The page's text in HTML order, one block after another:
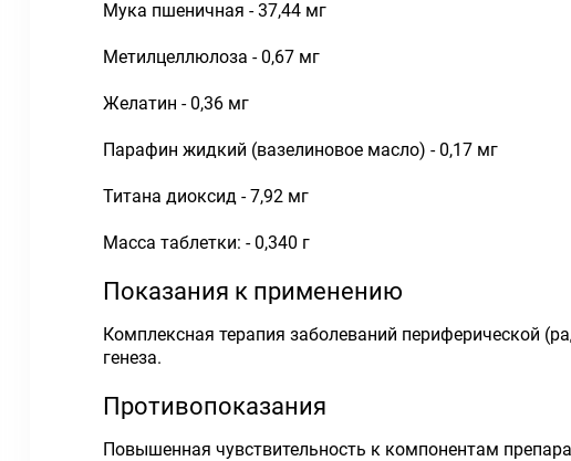
Мука пшеничная - 37,44 мг
Метилцеллюлоза - 0,67 мг
Желатин - 0,36 мг
Парафин жидкий (вазелиновое масло) - 0,17 мг
Титана диоксид - 7,92 мг
Масса таблетки: - 0,340 г
Показания к применению
Комплексная терапия заболеваний периферической
генеза.
Противопоказания
Повышенная чувствительность к компонентам